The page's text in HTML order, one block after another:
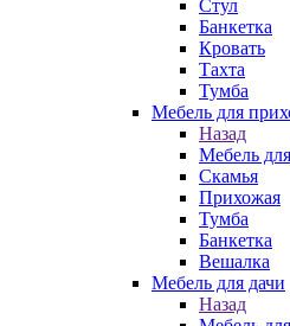
Стул
Банкетка
Кровать
Тахта
Тумба
Мебель для
Назад
Мебель
Скамья
Прихожая
Тумба
Банкетка
Вешалка
Мебель для дачи
Назад